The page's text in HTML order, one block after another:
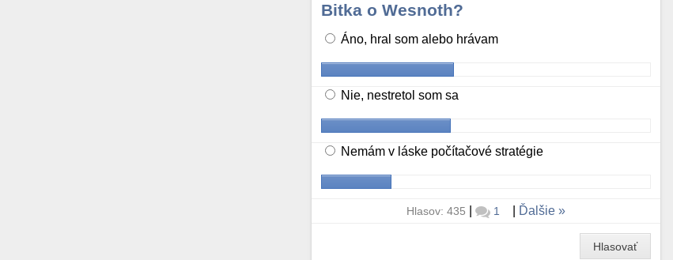
Bitka o Wesnoth?
Áno, hral som alebo hrávam
Nie, nestretol som sa
Nemám v láske počítačové stratégie
Hlasov: 435 | 1 Ďalšie
Hlasovať